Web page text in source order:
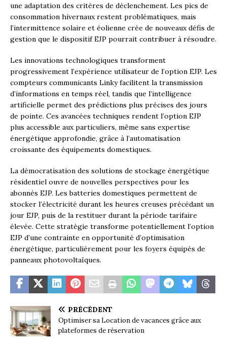
une adaptation des critères de déclenchement. Les pics de
consommation hivernaux restent problématiques, mais
l’intermittence solaire et éolienne crée de nouveaux défis de
gestion que le dispositif EJP pourrait contribuer à résoudre.
Les innovations technologiques transforment
progressivement l’expérience utilisateur de l’option EJP. Les
compteurs communicants Linky facilitent la transmission
d’informations en temps réel, tandis que l’intelligence
artificielle permet des prédictions plus précises des jours
de pointe. Ces avancées techniques rendent l’option EJP
plus accessible aux particuliers, même sans expertise
énergétique approfondie, grâce à l’automatisation
croissante des équipements domestiques.
La démocratisation des solutions de stockage énergétique
résidentiel ouvre de nouvelles perspectives pour les
abonnés EJP. Les batteries domestiques permettent de
stocker l’électricité durant les heures creuses précédant un
jour EJP, puis de la restituer durant la période tarifaire
élevée. Cette stratégie transforme potentiellement l’option
EJP d’une contrainte en opportunité d’optimisation
énergétique, particulièrement pour les foyers équipés de
panneaux photovoltaïques.
PRÉCÉDENT
Optimiser sa Location de vacances grâce aux
plateformes de réservation